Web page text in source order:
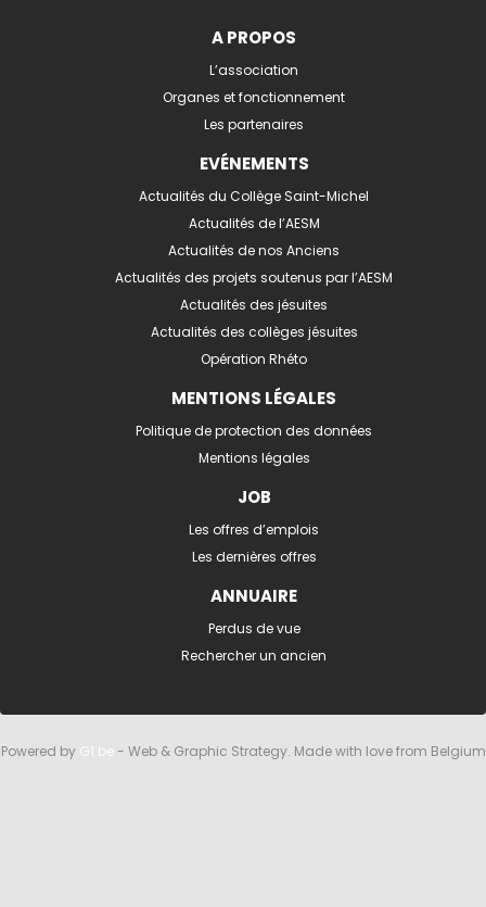
A PROPOS
L’association
Organes et fonctionnement
Les partenaires
EVÉNEMENTS
Actualités du Collège Saint-Michel
Actualités de l’AESM
Actualités de nos Anciens
Actualités des projets soutenus par l’AESM
Actualités des jésuites
Actualités des collèges jésuites
Opération Rhéto
MENTIONS LÉGALES
Politique de protection des données
Mentions légales
JOB
Les offres d’emplois
Les dernières offres
ANNUAIRE
Perdus de vue
Rechercher un ancien
Powered by G1.be- Web & Graphic Strategy. Made with love from Belgium